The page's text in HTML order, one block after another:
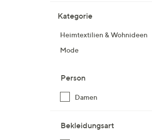
Produktliste
Kategorie
Heimtextilien & Wohnideen
Mode
Person
Damen
Bekleidungsart